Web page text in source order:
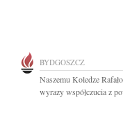
BYDGOSZCZ
Naszemu Koledze
wyrazy współczucia z